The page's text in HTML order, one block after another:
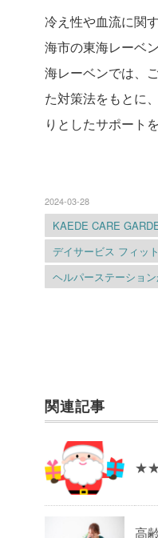
冷え性や血流に関
海市の東海レーベ
海レーベンでは、
た対策法をもとに
りとしたサポート
2024-03-28
KAEDE CARE
デイサービス フィッ
ヘルパーステーショ
関連記事
高